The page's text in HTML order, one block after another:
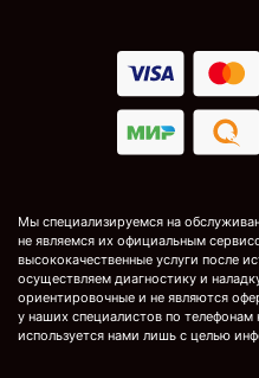
Мы специализируемся на
не являемся их официальным
высококачественные услуги после
осуществляем диагностику и
ориентировочные и не являются
у наших специалистов по
используется нами лишь с целью